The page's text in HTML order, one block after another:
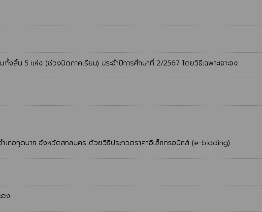
สิ้น 5 แห่ง (ช่วงปิดภาคเรียน) ประจำปีการศึกษาที่ 2/2567 โดยวิธีเฉพาะเจาะจง
ภอกุดบาก จังหวัดสกลนคร ด้วยวิธีประกวดราคาอิเล็กทรอนิกส์ (e-bidding)
จง